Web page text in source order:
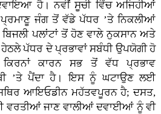
ਹੈ। ਨਵੀਂ ਸੂਚੀ ਵਿੱਚ ਅਜਿਹੀਆਂ
ਜੰਗ ਤੋਂ ਵੱਡੇ ਪੱਧਰ ’ਤੇ ਨਿਕਲੀਆਂ
ਪਲਾਂਟਾਂ ਤੋਂ ਹੋਣ ਵਾਲੇ ਨੁਕਸਾਨ ਅਤੇ
ਪੱਧਰ ਦੇ ਪ੍ਰਭਾਵਾਂ ਸਬੰਧੀ ਉਪਯੋਗੀ ਹੋ
ਕਾਰਨ ਸਭ ਤੋਂ ਵੱਧ ਪ੍ਰਭਾਵ
’ਤੇ ਪੈਂਦਾ ਹੈ। ਇਸ ਨੂੰ ਘਟਾਉਣ ਲਈ
ਆਇਓਡੀਨ ਮਹੱਤਵਪੂਰਨ ਹੈ; ਦਸਤ,
ਵਰਤੀਆਂ ਜਾਣ ਵਾਲੀਆਂ ਦਵਾਈਆਂ ਨੂੰ ਵੀ